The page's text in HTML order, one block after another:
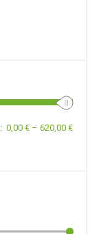
: 0,00 € – 620,00 €